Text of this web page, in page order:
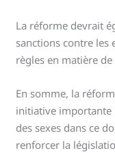
La réforme devrait
sanctions contre les
règles en matière de
En somme, la
initiative importante
des sexes dans ce
renforcer la